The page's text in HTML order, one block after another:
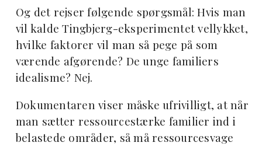
Og det rejser følgende spørgsmål: Hvis man
vil kalde Tingbjerg-eksperimentet vellykket,
hvilke faktorer vil man så pege på som
værende afgørende? De unge familiers
idealisme? Nej.
Dokumentaren viser måske ufrivilligt, at når
man sætter ressourcestærke familier ind i
belastede områder, så må ressourcesvage